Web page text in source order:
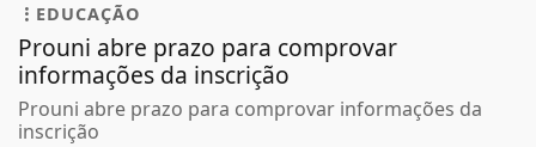
EDUCAÇÃO
Prouni abre prazo para comprovar
informações da inscrição
Prouni abre prazo para comprovar informações da
inscrição